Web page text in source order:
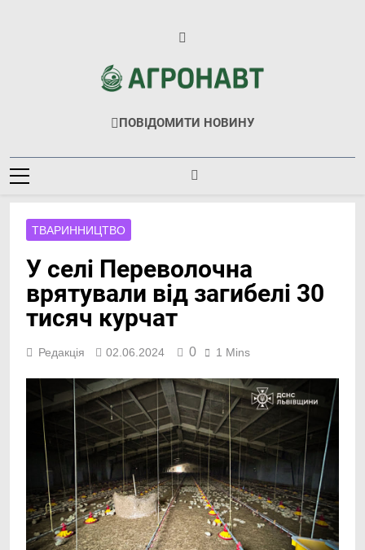
Агронавт
Новини Українського Агробізнесу
ПОВІДОМИТИ НОВИНУ
ТВАРИННИЦТВО
У селі Переволочна
врятували від загибелі 30
тисяч курчат
Редакція 02.06.2024 0 1 Mins